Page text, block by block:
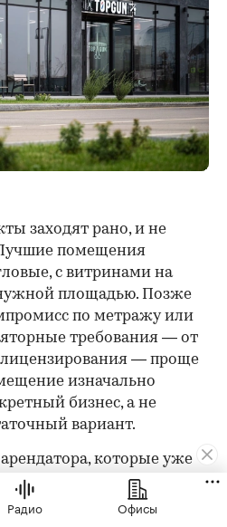
заходят рано, и не
Лучшие помещения
с витринами на
площадью. Позже
по метражу или
требования — от
— проще
изначально
бизнес, а не
вариант.
которые уже
в «СберСити», —
«Кофемания» и TopGun —
Радио Офисы